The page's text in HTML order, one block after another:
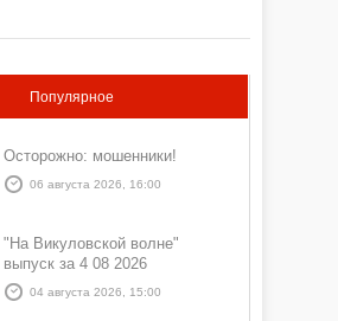
Популярное
Осторожно: мошенники!
06 августа 2026, 16:00
"На Викуловской волне"
выпуск за 4 08 2026
04 августа 2026, 15:00